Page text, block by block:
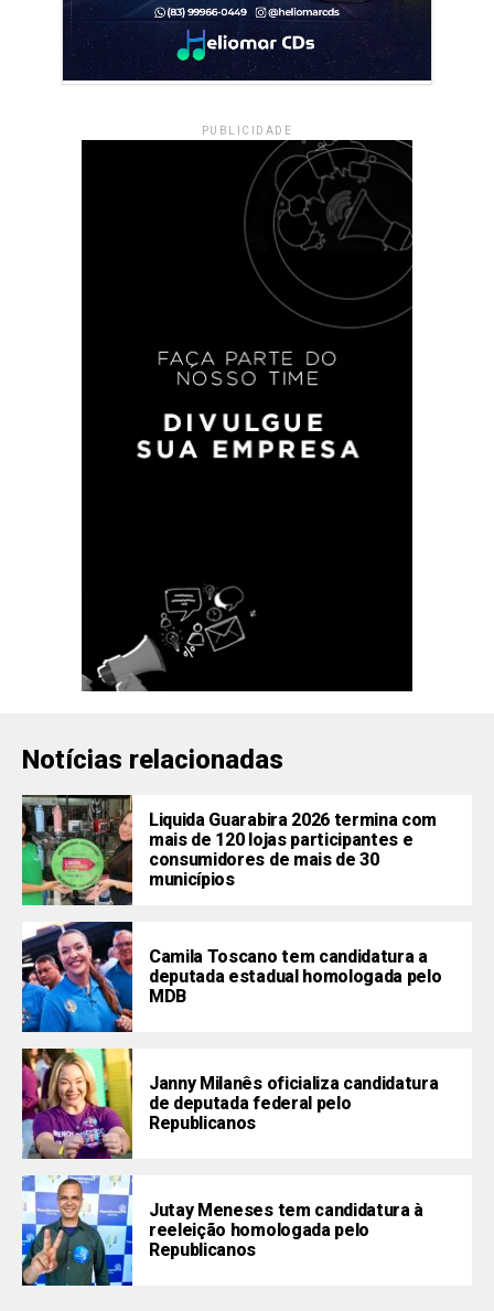
PUBLICIDADE
Notícias relacionadas
Liquida Guarabira 2026 termina com
mais de 120 lojas participantes e
consumidores de mais de 30
municípios
Camila Toscano tem candidatura a
deputada estadual homologada pelo
MDB
Janny Milanês oficializa candidatura
de deputada federal pelo
Republicanos
Jutay Meneses tem candidatura à
reeleição homologada pelo
Republicanos